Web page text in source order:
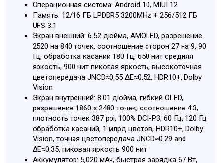
Операционная система: Android 10, MIUI 12
Память: 12/16 ГБ LPDDR5 3200MHz + 256/512 ГБ
UFS 3.1
Экран внешний: 6.52 дюйма, AMOLED, разрешение
2520 на 840 точек, соотношение сторон 27 на 9, 90
Гц, обработка касаний 180 Гц, 650 нит средняя
яркость, 900 нит пиковая яркость, высокоточная
цветопередача JNCD≈0.55 ΔE≈0.52, HDR10+, Dolby
Vision
Экран внутренний: 8.01 дюйма, гибкий OLED,
разрешение 1860 x 2480 точек, соотношение 4:3,
плотность точек 387 ppi, 100% DCI-P3, 60 Гц, 120 Гц
обработка касаний, 1 млрд цветов, HDR10+, Dolby
Vision, точная цветопередача JNCD≈0.29 and
ΔE≈0.35, пиковая яркость 900 нит
Аккумулятор: 5,020 мАч, быстрая зарядка 67 Вт,